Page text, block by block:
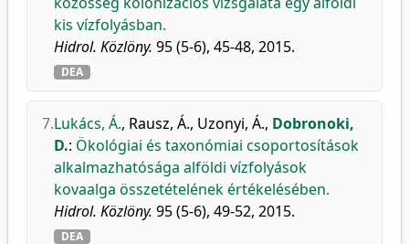
kis vízfolyásban.
Hidrol. Közlöny. 95 (5-6), 45-48, 2015.
DEA
7.Lukács, Á., Rausz, Á., Uzonyi, Á., Dobronoki,
D.: Ökológiai és taxonómiai csoportosítások
alkalmazhatósága alföldi vízfolyások
kovaalga összetételének értékelésében.
Hidrol. Közlöny. 95 (5-6), 49-52, 2015.
DEA